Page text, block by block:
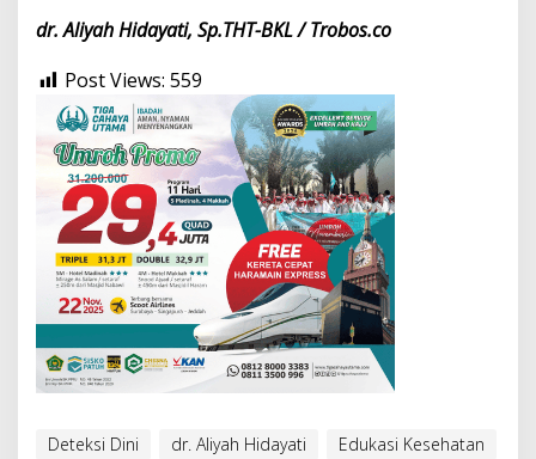
dr. Aliyah Hidayati, Sp.THT-BKL /Trobos.co
Post Views: 559
Deteksi Dini dr. Aliyah Hidayati Edukasi Kesehatan